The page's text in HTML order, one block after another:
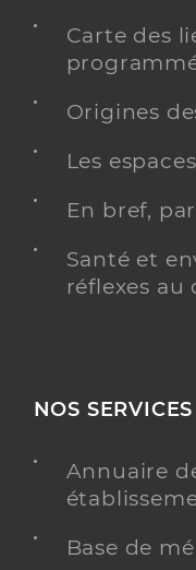
Carte des
Origines
Les
En bref,
Santé et
réflexes
NOS SERVICES
Annuaire
Base de